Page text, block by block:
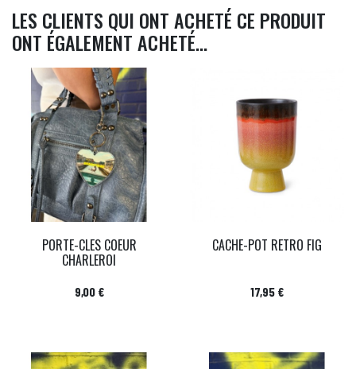
LES CLIENTS QUI ONT ACHETÉ CE PRODUIT
ONT ÉGALEMENT ACHETÉ...
PORTE-CLES COEUR
CHARLEROI
Prix
9,00 €
CACHE-POT RETRO FIG
Prix
17,95 €